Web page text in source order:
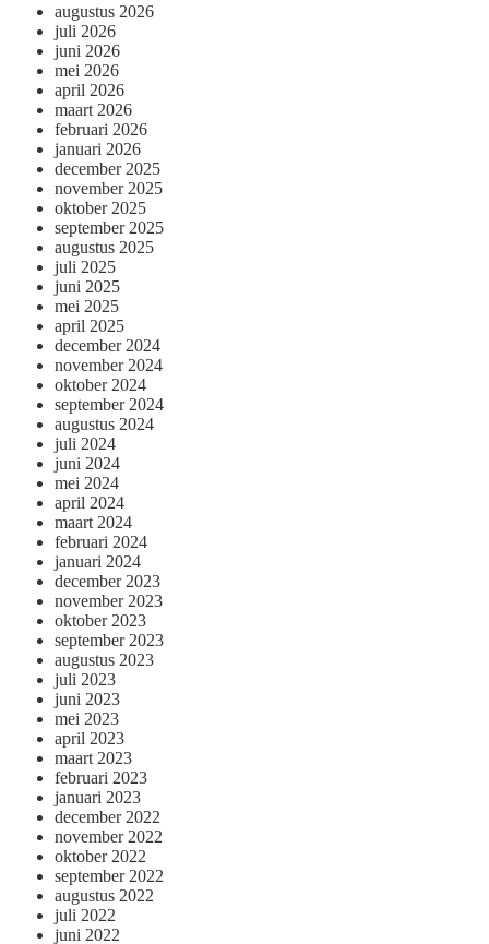
augustus 2026
juli 2026
juni 2026
mei 2026
april 2026
maart 2026
februari 2026
januari 2026
december 2025
november 2025
oktober 2025
september 2025
augustus 2025
juli 2025
juni 2025
mei 2025
april 2025
december 2024
november 2024
oktober 2024
september 2024
augustus 2024
juli 2024
juni 2024
mei 2024
april 2024
maart 2024
februari 2024
januari 2024
december 2023
november 2023
oktober 2023
september 2023
augustus 2023
juli 2023
juni 2023
mei 2023
april 2023
maart 2023
februari 2023
januari 2023
december 2022
november 2022
oktober 2022
september 2022
augustus 2022
juli 2022
juni 2022